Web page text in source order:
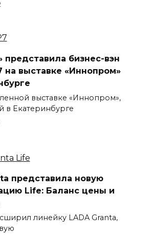
представила бизнес-вэн
на выставке «Иннопром»
выставке «Иннопром»,
в Екатеринбурге
представила новую
Life: Баланс цены и
линейку LADA Granta,